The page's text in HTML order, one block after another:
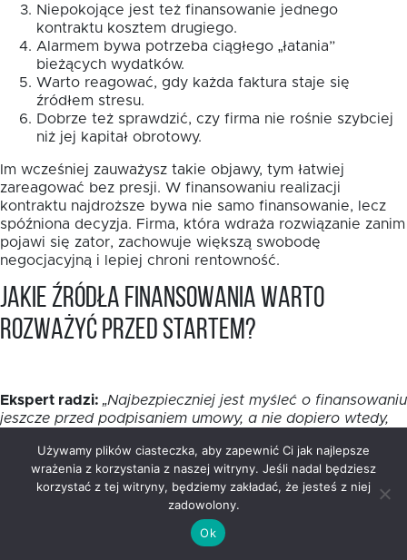
Niepokojące jest też finansowanie jednego
kontraktu kosztem drugiego.
Alarmem bywa potrzeba ciągłego „łatania”
bieżących wydatków.
Warto reagować, gdy każda faktura staje się
źródłem stresu.
Dobrze też sprawdzić, czy firma nie rośnie szybciej
niż jej kapitał obrotowy.
Im wcześniej zauważysz takie objawy, tym łatwiej
zareagować bez presji. W finansowaniu realizacji
kontraktu najdroższe bywa nie samo finansowanie, lecz
spóźniona decyzja. Firma, która wdraża rozwiązanie zanim
pojawi się zator, zachowuje większą swobodę
negocjacyjną i lepiej chroni rentowność.
Jakie źródła finansowania warto
rozważyć przed startem?
Ekspert radzi: „Najbezpieczniej jest myśleć o finansowaniu
jeszcze przed podpisaniem umowy, a nie dopiero wtedy,
rozwiązanie, policz harmonogram wydatków i sprawdź,
kiedy dokładnie pojawią się wpływy z kontraktu.
Pożyczka dla firmy realizującej zamówienia publiczne ma
sens wtedy, gdy jest dopasowana do tempa prac, a nie
do ogólnego wyobrażenia o zleceniu. Dobrze dobrany
bufor daje Ci spokój, a nie dodatkowy chaos.”
Używamy plików ciasteczka, aby zapewnić Ci jak najlepsze
wrażenia z korzystania z naszej witryny. Jeśli nadal będziesz
korzystać z tej witryny, będziemy zakładać, że jesteś z niej
zadowolony.
Ok